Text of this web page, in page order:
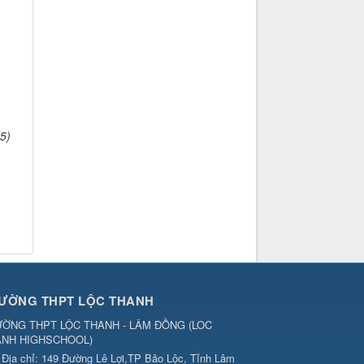
THPT LỘC THANH
THPT LỘC THANH - LÂM ĐỒNG (LOC
HIGHSCHOOL)
Địa chỉ: 149 Đường Lê Lợi,TP Bảo Lộc, Tỉnh Lâm